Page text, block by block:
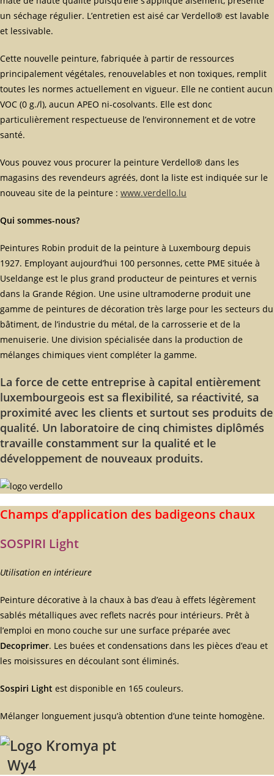
un séchage régulier. L’entretien est aisé car Verdello® est lavable
et lessivable.
Cette nouvelle peinture, fabriquée à partir de ressources
principalement végétales, renouvelables et non toxiques, remplit
toutes les normes actuellement en vigueur. Elle ne contient aucun
VOC (0 g./l), aucun APEO ni-cosolvants. Elle est donc
particulièrement respectueuse de l’environnement et de votre
santé.
Vous pouvez vous procurer la peinture Verdello® dans les
magasins des revendeurs agréés, dont la liste est indiquée sur le
nouveau site de la peinture : www.verdello.lu
Qui sommes-nous?
Peintures Robin produit de la peinture à Luxembourg depuis
1927. Employant aujourd’hui 100 personnes, cette PME située à
Useldange est le plus grand producteur de peintures et vernis
dans la Grande Région. Une usine ultramoderne produit une
gamme de peintures de décoration très large pour les secteurs du
bâtiment, de l’industrie du métal, de la carrosserie et de la
menuiserie. Une division spécialisée dans la production de
mélanges chimiques vient compléter la gamme.
La force de cette entreprise à capital entièrement
luxembourgeois est sa flexibilité, sa réactivité, sa
proximité avec les clients et surtout ses produits de
qualité. Un laboratoire de cinq chimistes diplômés
travaille constamment sur la qualité et le
développement de nouveaux produits.
Champs d’application des badigeons chaux
SOSPIRI Light
Utilisation en intérieure
Peinture décorative à la chaux à bas d’eau à effets légèrement
sablés métalliques avec reflets nacrés pour intérieurs. Prêt à
l’emploi en mono couche sur une surface préparée avec
Decoprimer. Les buées et condensations dans les pièces d’eau et
les moisissures en découlant sont éliminés.
Sospiri Light est disponible en 165 couleurs.
Mélanger longuement jusqu’à obtention d’une teinte homogène.
Wy4